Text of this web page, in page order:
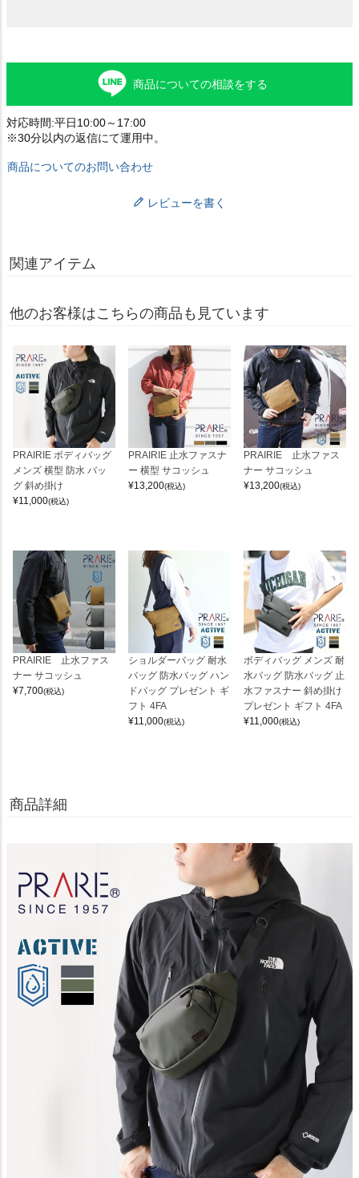
商品についての相談をする
対応時間:平日10:00～17:00
※30分以内の返信にて運用中。
商品についてのお問い合わせ
レビューを書く
関連アイテム
他のお客様はこちらの商品も見ています
PRAIRIE ボディバッグ
メンズ 横型 防水 バッ
グ 斜め掛け
¥11,000(税込)
PRAIRIE 止水ファスナ
ー 横型 サコッシュ
¥13,200(税込)
PRAIRIE 止水ファス
ナー サコッシュ
¥13,200(税込)
PRAIRIE 止水ファス
ナー サコッシュ
¥7,700(税込)
ショルダーバッグ 耐水
バッグ 防水バッグ ハン
ドバッグ プレゼント ギ
フト 4FA
¥11,000(税込)
ボディバッグ メンズ 耐
水バッグ 防水バッグ 止
水ファスナー 斜め掛け
プレゼント ギフト 4FA
¥11,000(税込)
商品詳細